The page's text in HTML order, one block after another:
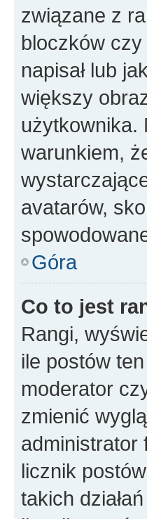
związane z
bloczków
napisał lub
większy
użytkownika.
warunkiem,
avatarów,
Góra
Co to jest
Rangi,
ile postów
moderator
zmienić
administrator
licznik
takich